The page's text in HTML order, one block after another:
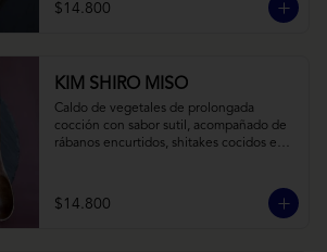
$14.800
KIM SHIRO MISO
Caldo de vegetales de prolongada
cocción con sabor sutil, acompañado de
rábanos encurtidos, shitakes cocidos en
vegana) y los infaltables fideos de ramen.
$14.800